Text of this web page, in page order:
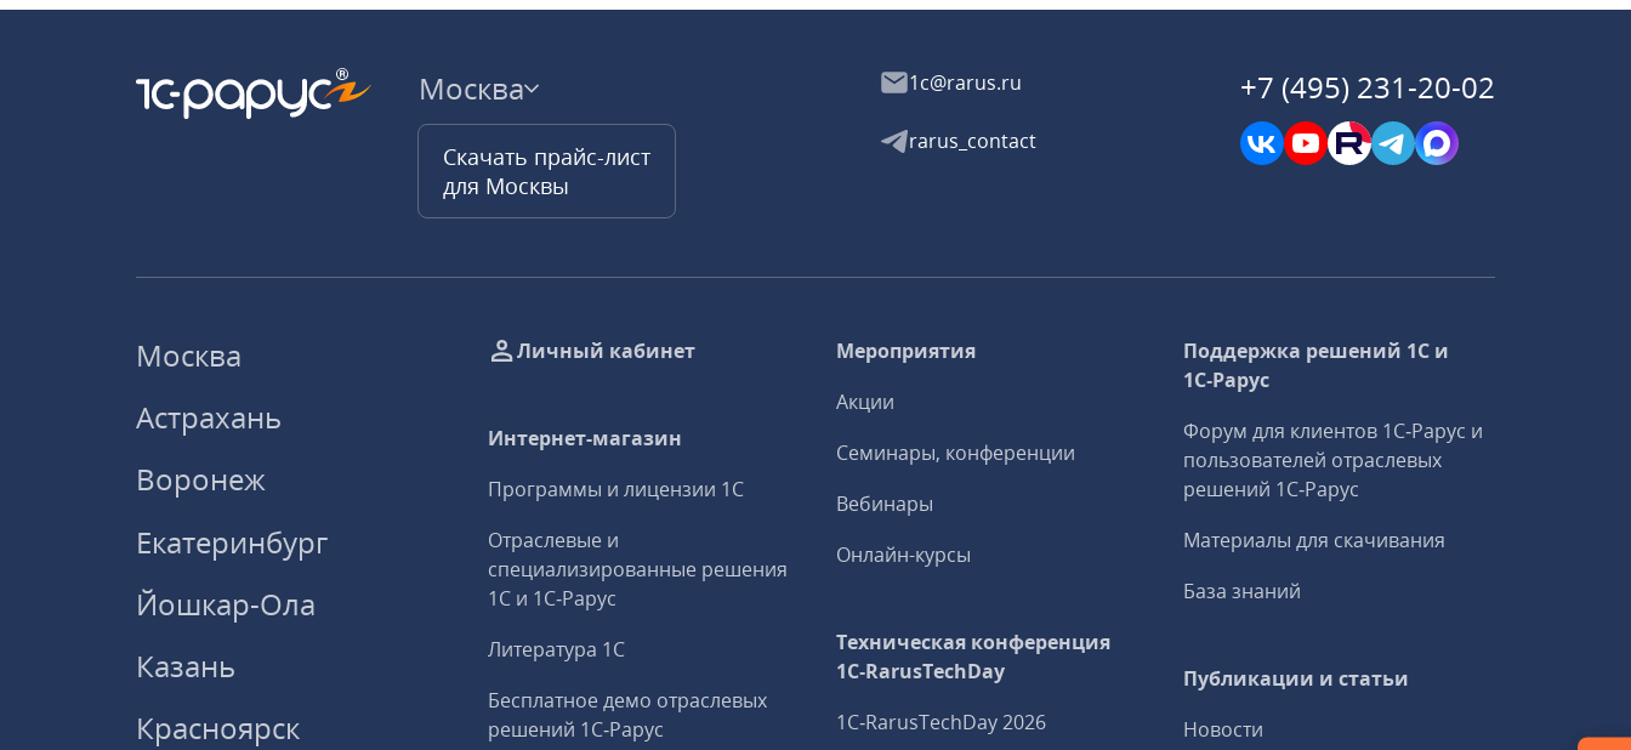
Москва
Скачать прайс-лист
для Москвы
1c@rarus.ru
rarus_contact
+7 (495) 231-20-02
Москва
Астрахань
Воронеж
Екатеринбург
Йошкар-Ола
Казань
Красноярск
Личный кабинет
Интернет-магазин
Программы и лицензии 1С
Отраслевые и
специализированные решения
1С и 1С‑Рарус
Литература 1С
Бесплатное демо отраслевых
решений 1С‑Рарус
Мероприятия
Акции
Семинары, конференции
Вебинары
Онлайн-курсы
Техническая конференция
1C‑RarusTechDay
1C‑RarusTechDay 2026
Поддержка решений 1С и
1С‑Рарус
Форум для клиентов 1С‑Рарус и
пользователей отраслевых
решений 1С‑Рарус
Материалы для скачивания
База знаний
Публикации и статьи
Новости